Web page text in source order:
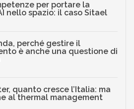
per portare la
nello spazio: il caso Sitael
perché gestire il
è anche una questione di
quanto cresce l’Italia: ma
al thermal management